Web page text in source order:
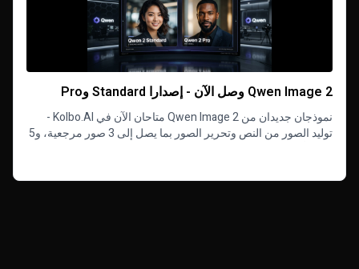
‏نموذجان جديدان من Qwen Image 2 متاحان الآن في Kolbo.AI -
توليد الصور من النص وتحرير الصور بما يصل إلى 3 صور مرجعية، و5